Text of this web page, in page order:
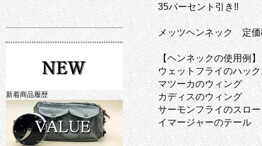
35パーセント引き!!
メッツヘンネック 定
【ヘンネックの使用例】
ウェットフライのハッ
マツーカのウィング
カディスのウィング
サーモンフライのスロ
イマージャーのテール
新着商品履歴